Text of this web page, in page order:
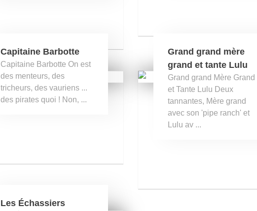
Capitaine Barbotte
Capitaine Barbotte On est
des menteurs, des
tricheurs, des vauriens ...
des pirates quoi ! Non, ...
Grand grand mère
grand et tante Lulu
Grand grand Mère Grand
et Tante Lulu Deux
tannantes, Mère grand
avec son 'pipe ranch' et
Lulu av ...
Les Échassiers